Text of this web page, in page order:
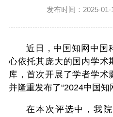
发布时间：2025-01-
近日，中国知网中国
心依托其庞大的国内学术
库，首次开展了学者学术
并隆重发布了“2024中国知
在本次评选中，我